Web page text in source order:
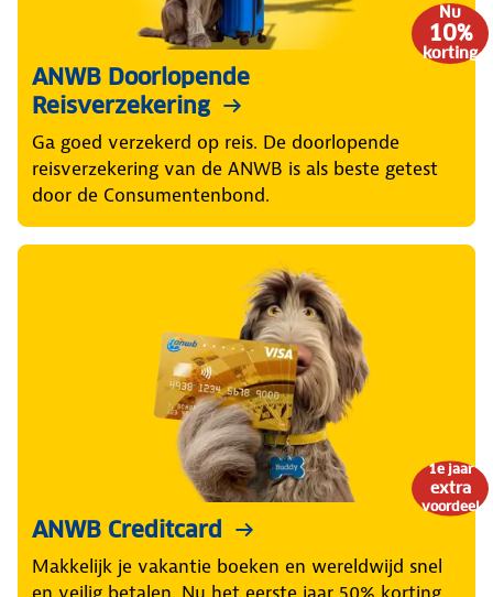
Nu
10%
korting
ANWB Doorlopende
Reisverzekering
Ga goed verzekerd op reis. De doorlopende
reisverzekering van de ANWB is als beste getest
door de Consumentenbond.
1e jaar
extra
voordeel
ANWB Creditcard
Makkelijk je vakantie boeken en wereldwijd snel